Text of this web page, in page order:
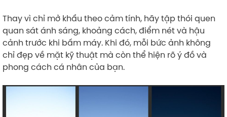
Thay vì chỉ mở khẩu theo cảm tính, hãy tập thói quen
quan sát ánh sáng, khoảng cách, điểm nét và hậu
cảnh trước khi bấm máy. Khi đó, mỗi bức ảnh không
chỉ đẹp về mặt kỹ thuật mà còn thể hiện rõ ý đồ và
phong cách cá nhân của bạn.